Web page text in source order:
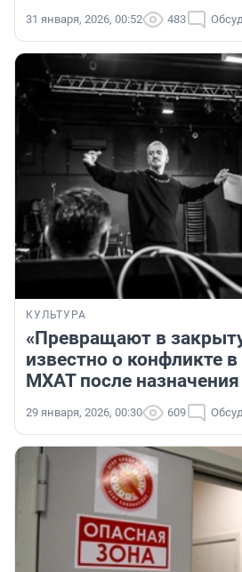
31 января, 2026, 00:52 483
КУЛЬТУРА
«Превращают в
известно о конфликте
МХАТ после
29 января, 2026, 00:30 609